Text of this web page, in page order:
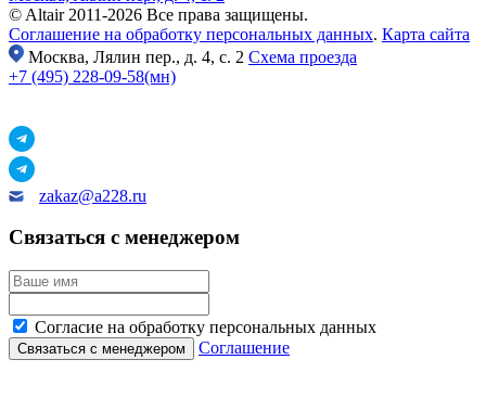
© Altair 2011-2026 Все права защищены.
Соглашение на обработку персональных данных. Карта сайта
Москва, Лялин пер., д. 4, с. 2 Схема проезда
+7 (495) 228-09-58(мн)
zakaz@a228.ru
Связаться с менеджером
Согласие на обработку персональных данных
Соглашение